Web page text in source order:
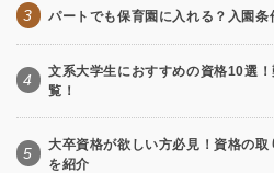
3 パートでも保育園に入れる？入園条
4
文系大学生におすすめの資格10選
覧！
5
大卒資格が欲しい方必見！資格の
を紹介